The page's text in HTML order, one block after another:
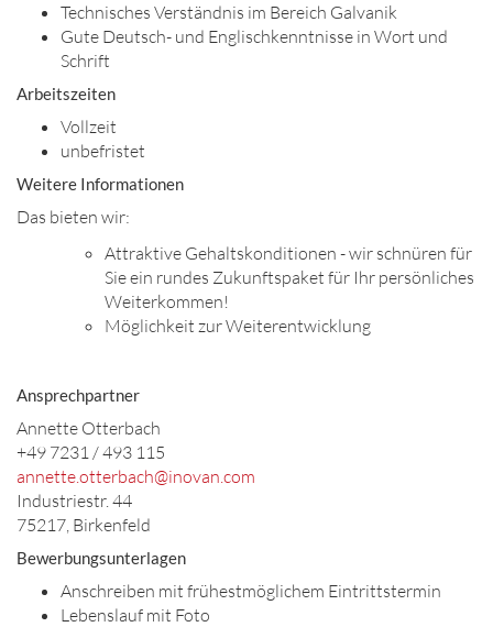
Technisches Verständnis im Bereich Galvanik
Gute Deutsch- und Englischkenntnisse in Wort und
Schrift
Arbeitszeiten
Vollzeit
unbefristet
Weitere Informationen
Das bieten wir:
Attraktive Gehaltskonditionen - wir schnüren für
Sie ein rundes Zukunftspaket für Ihr persönliches
Weiterkommen!
Möglichkeit zur Weiterentwicklung
Ansprechpartner
Annette Otterbach
+49 7231 / 493 115
annette.otterbach@inovan.com
Industriestr. 44
75217, Birkenfeld
Bewerbungsunterlagen
Anschreiben mit frühestmöglichem Eintrittstermin
Lebenslauf mit Foto